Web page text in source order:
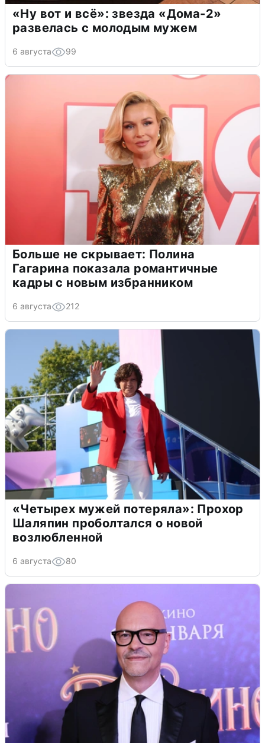
«Ну вот и всё»: звезда «Дома-2»
развелась с молодым мужем
6 августа 99
Больше не скрывает: Полина
Гагарина показала романтичные
кадры с новым избранником
6 августа 212
«Четырех мужей потеряла»: Прохор
Шаляпин проболтался о новой
возлюбленной
6 августа 80